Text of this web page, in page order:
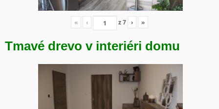
« ‹ z7 › »
Tmavé drevo v interiéri domu